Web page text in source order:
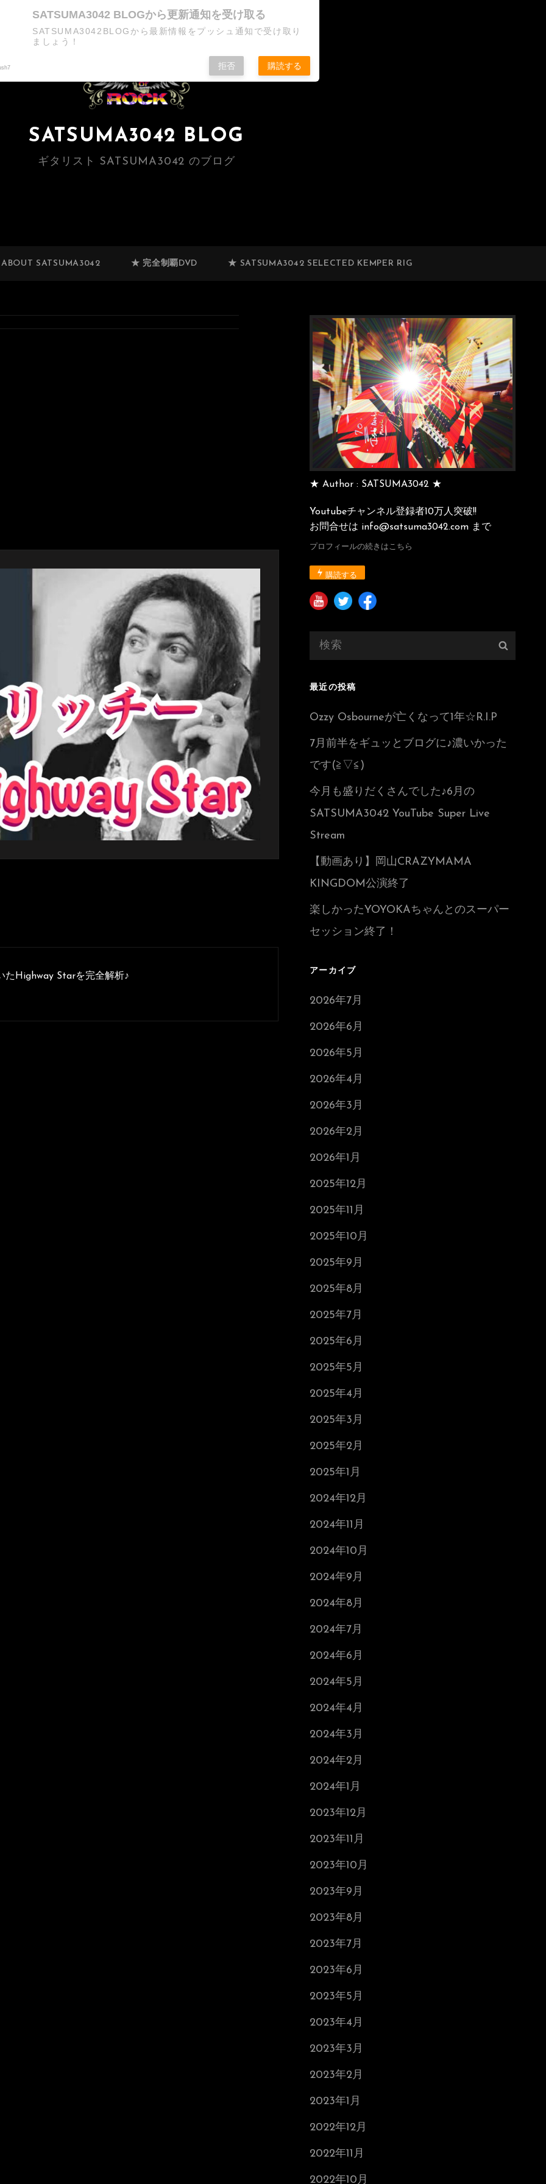
SATSUMA3042 BLOG
ギタリスト SATSUMA3042 のブログ
SATSUMA3042 ★ 完全制覇DVD ★ SATSUMA3042 SELECTED KEMPER RIG
たHighway Starを完全解析♪
★ Author : SATSUMA3042 ★
Youtubeチャンネル登録者10万人突破!!
お問合せは info@satsuma3042.com まで
プロフィールの続きはこちら
購読する
索
最近の投稿
Ozzy Osbourneが亡くなって1年☆R.I.P
7月前半をギュッとブログに♪濃いかった
です(≧▽≦)
今月も盛りだくさんでした♪6月の
SATSUMA3042 YouTube Super Live
Stream
【動画あり】岡山CRAZYMAMA
KINGDOM公演終了
楽しかったYOYOKAちゃんとのスーパー
セッション終了！
アーカイブ
2026年7月
2026年6月
2026年5月
2026年4月
2026年3月
2026年2月
2026年1月
2025年12月
2025年11月
2025年10月
2025年9月
2025年8月
2025年7月
2025年6月
2025年5月
2025年4月
2025年3月
2025年2月
2025年1月
2024年12月
2024年11月
2024年10月
2024年9月
2024年8月
2024年7月
2024年6月
2024年5月
2024年4月
2024年3月
2024年2月
2024年1月
2023年12月
2023年11月
2023年10月
2023年9月
2023年8月
2023年7月
2023年6月
2023年5月
2023年4月
2023年3月
2023年2月
2023年1月
2022年12月
2022年11月
2022年10月
SATSUMA3042 BLOGから更新通知を受け取る
SATSUMA3042BLOGから最新情報をプッシュ通知で受け取り
ましょう！
拒否 購読する